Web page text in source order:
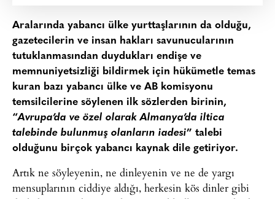
Aralarında yabancı ülke yurttaşlarının da olduğu,
gazetecilerin ve insan hakları savunucularının
tutuklanmasından duydukları endişe ve
memnuniyetsizliği bildirmek için hükümetle temas
kuran bazı yabancı ülke ve AB komisyonu
temsilcilerine söylenen ilk sözlerden birinin,
“Avrupa’da ve özel olarak Almanya’da iltica
talebinde bulunmuş olanların iadesi” talebi
olduğunu birçok yabancı kaynak dile getiriyor.
Artık ne söyleyenin, ne dinleyenin ve ne de yargı
mensuplarının ciddiye aldığı, herkesin kös dinler gibi